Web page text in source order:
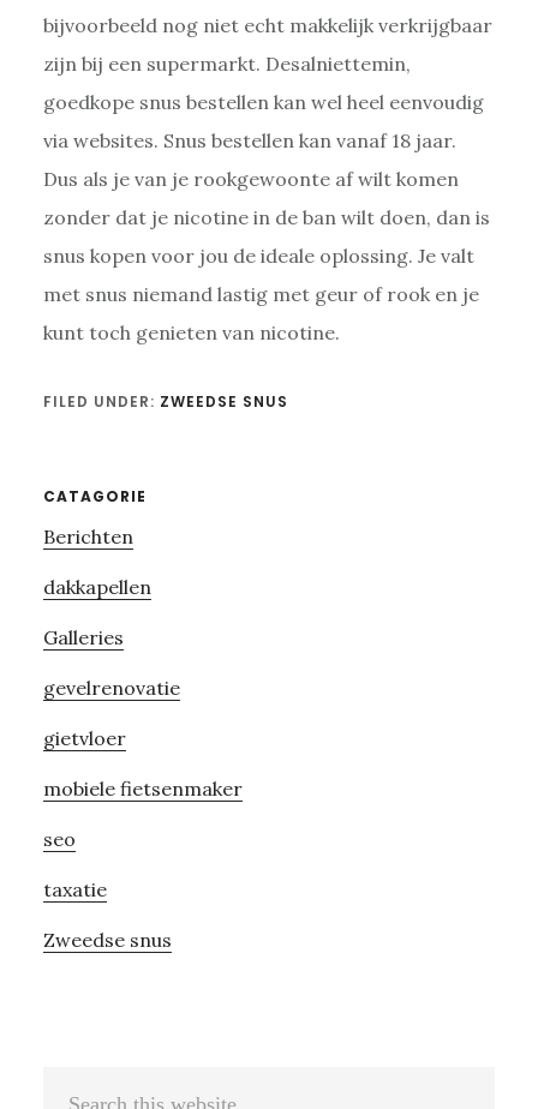
bijvoorbeeld nog niet echt makkelijk verkrijgbaar
zijn bij een supermarkt. Desalniettemin,
goedkope snus bestellen kan wel heel eenvoudig
via websites. Snus bestellen kan vanaf 18 jaar.
Dus als je van je rookgewoonte af wilt komen
zonder dat je nicotine in de ban wilt doen, dan is
snus kopen voor jou de ideale oplossing. Je valt
met snus niemand lastig met geur of rook en je
kunt toch genieten van nicotine.
FILED UNDER: ZWEEDSE SNUS
Primary
Sidebar
CATAGORIE
Berichten
dakkapellen
Galleries
gevelrenovatie
gietvloer
mobiele fietsenmaker
seo
taxatie
Zweedse snus